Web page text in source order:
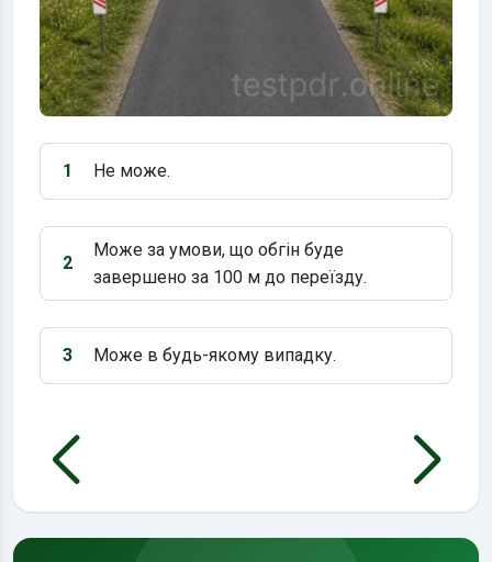
Варіант 1:
1 Не може.
Варіант 2:
2
Може за умови, що обгін буде
завершено за 100 м до переїзду.
Варіант 3:
3 Може в будь-якому випадку.